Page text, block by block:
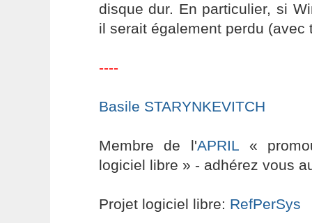
disque dur. En particulier, si
il serait également perdu (avec
----
Basile STARYNKEVITCH
Membre de l'APRIL «
logiciel libre » - adhérez vous
Projet logiciel libre: RefPerSys